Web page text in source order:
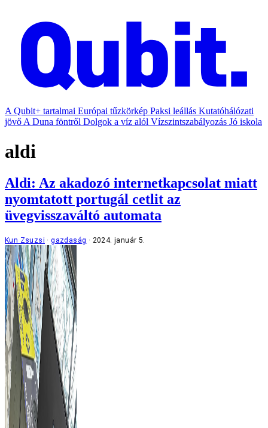
A Qubit+ tartalmai Európai tűzkörkép Paksi leállás Kutatóhálózati
jövő A Duna föntről Dolgok a víz alól Vízszintszabályozás Jó iskola
aldi
Aldi: Az akadozó internetkapcsolat miatt
nyomtatott portugál cetlit az
üvegvisszaváltó automata
Kun Zsuzsi gazdaság 2024. január 5.